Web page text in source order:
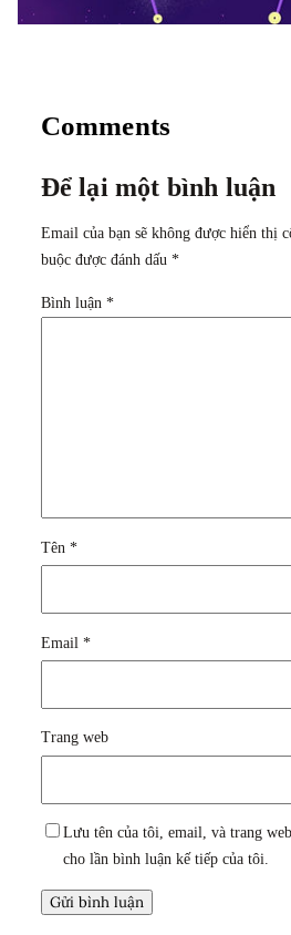
Comments
Để lại một bình luận
Email của bạn sẽ không được hiển thị
buộc được đánh dấu *
Bình luận *
Tên *
Email *
Trang web
Lưu tên của tôi, email, và trang
cho lần bình luận kế tiếp của tôi.